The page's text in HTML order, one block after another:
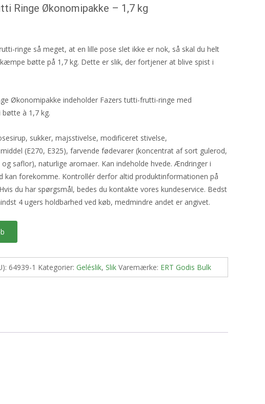
Ringe Økonomipakke – 1,7 kg
ringe så meget, at en lille pose slet ikke er nok, så skal du helt
bøtte på 1,7 kg. Dette er slik, der fortjener at blive spist i
Økonomipakke indeholder Fazers tutti-frutti-ringe med
à 1,7 kg.
sukker, majsstivelse, modificeret stivelse,
(E270, E325), farvende fødevarer (koncentrat af sort gulerod,
saflor), naturlige aromaer. Kan indeholde hvede. Ændringer i
kan forekomme. Kontrollér derfor altid produktinformationen på
du har spørgsmål, bedes du kontakte vores kundeservice. Bedst
4 ugers holdbarhed ved køb, medmindre andet er angivet.
64939-1 Kategorier: Geléslik, Slik Varemærke: ERT Godis Bulk